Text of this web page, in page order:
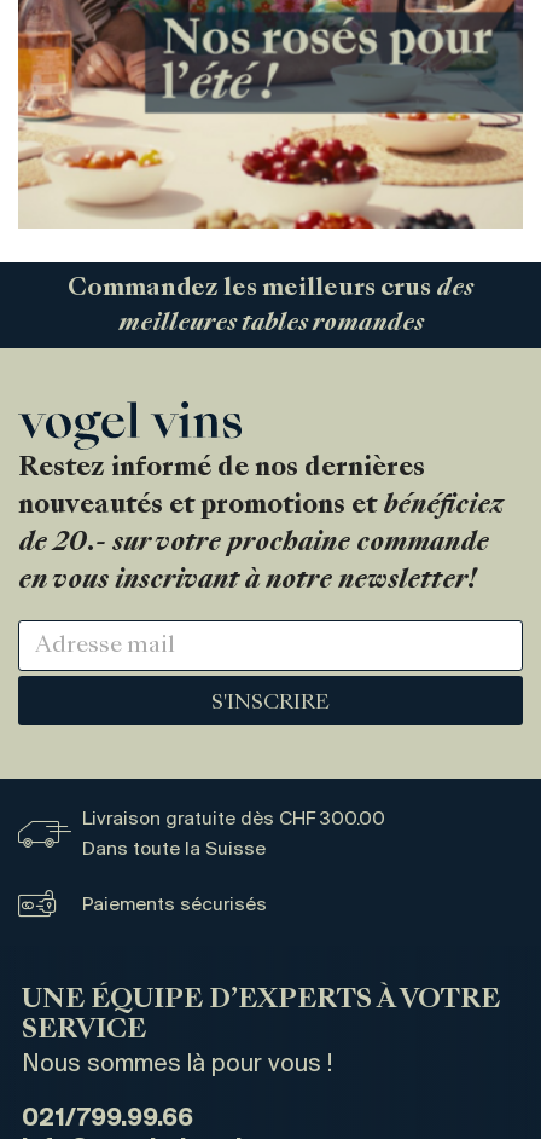
Commandez les meilleurs crus des
meilleures tables romandes
Restez informé de nos dernières
nouveautés et promotions et bénéficiez
de 20.- sur votre prochaine commande
en vous inscrivant à notre newsletter!
S'INSCRIRE
Livraison gratuite dès CHF 300.00
Dans toute la Suisse
Paiements sécurisés
UNE ÉQUIPE D’EXPERTS À VOTRE
SERVICE
Nous sommes là pour vous !
021/799.99.66